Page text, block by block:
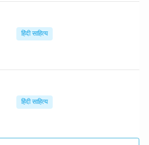
हिंदी साहित्य
हिंदी साहित्य